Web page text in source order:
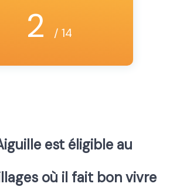
2 / 14
est éligible au
où il fait bon vivre